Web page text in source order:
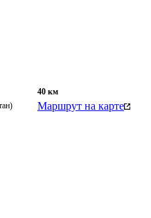
40 км
Маршрут на карте